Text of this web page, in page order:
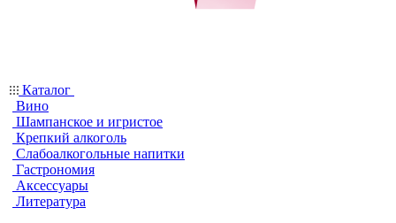
Каталог
Вино
Шампанское и игристое
Крепкий алкоголь
Слабоалкогольные напитки
Гастрономия
Аксессуары
Литература